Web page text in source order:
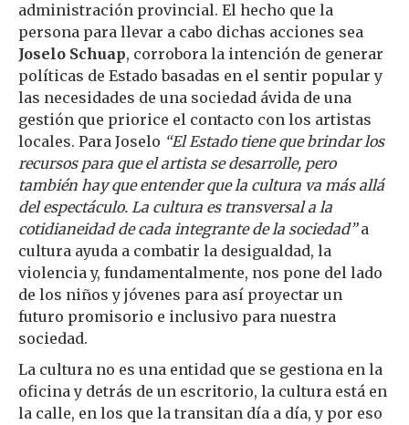
administración provincial. El hecho que la
persona para llevar a cabo dichas acciones sea
Joselo Schuap, corrobora la intención de generar
políticas de Estado basadas en el sentir popular y
las necesidades de una sociedad ávida de una
gestión que priorice el contacto con los artistas
locales. Para Joselo “El Estado tiene que brindar los
recursos para que el artista se desarrolle, pero
también hay que entender que la cultura va más allá
del espectáculo. La cultura es transversal a la
cotidianeidad de cada integrante de la sociedad”a
cultura ayuda a combatir la desigualdad, la
violencia y, fundamentalmente, nos pone del lado
de los niños y jóvenes para así proyectar un
futuro promisorio e inclusivo para nuestra
sociedad.
La cultura no es una entidad que se gestiona en la
oficina y detrás de un escritorio, la cultura está en
la calle, en los que la transitan día a día, y por eso